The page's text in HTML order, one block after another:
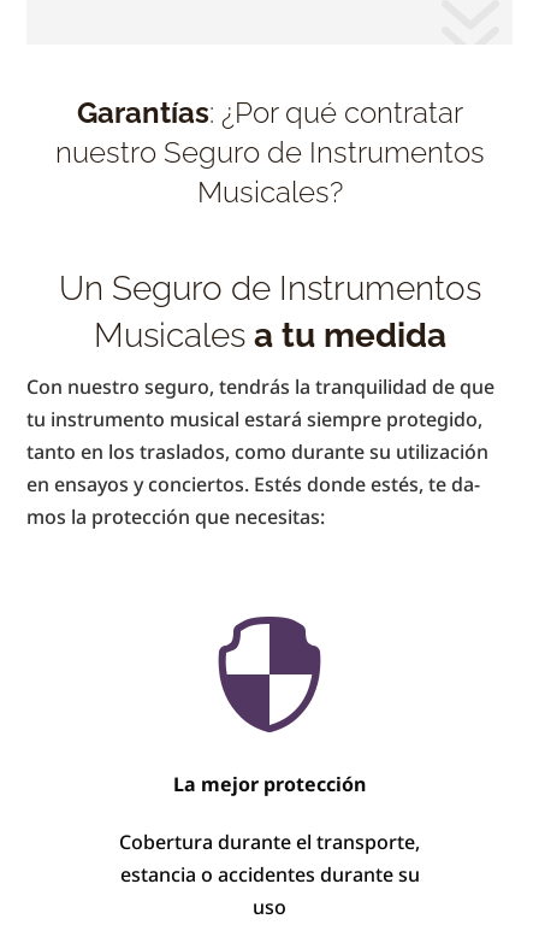
Garantías: ¿Por qué contratar
nuestro Seguro de Instrumentos
Musicales?
Un Seguro de Instrumentos
Musicalesa tu medida
Con nuestro se­gu­ro, ten­drás la tran­qui­li­dad de que
tu in­stru­men­to mu­si­cal e­sta­rá siem­pre pro­te­gi­do,
tan­to en los tra­sla­dos, co­mo du­ran­te su u­ti­li­za­ción
en en­sa­yos y con­cier­tos. E­stés don­de e­stés, te da­
mos la pro­tec­ción que ne­ce­si­tas:

La mejor protección
Cobertura durante el transporte,
estancia o accidentes durante su
uso